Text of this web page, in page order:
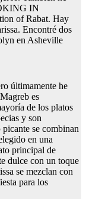
IN
of Rabat. Hay
Encontré dos
en Asheville
últimamente he
es
de los platos
y son
se combinan
en una
principal de
dulce con un toque
se mezclan con
para los